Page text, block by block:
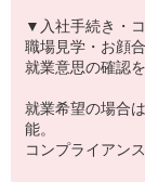
▼入社手続き・
職場見学・お顔
就業意思の確認
就業希望の場合
能。
コンプライアン